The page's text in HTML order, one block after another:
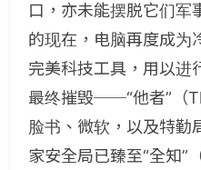
口，亦未能摆脱它们军
的现在，电脑再度成为
完美科技工具，用以
最终摧毁──“他者”（
脸书、微软，以及特勤
家安全局已臻至“全知”